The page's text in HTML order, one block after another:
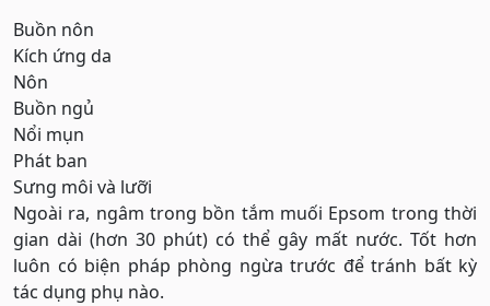
Buồn nôn
Kích ứng da
Nôn
Buồn ngủ
Nổi mụn
Phát ban
Sưng môi và lưỡi
Ngoài ra, ngâm trong bồn tắm muối Epsom trong thời
gian dài (hơn 30 phút) có thể gây mất nước. Tốt hơn
luôn có biện pháp phòng ngừa trước để tránh bất kỳ
tác dụng phụ nào.